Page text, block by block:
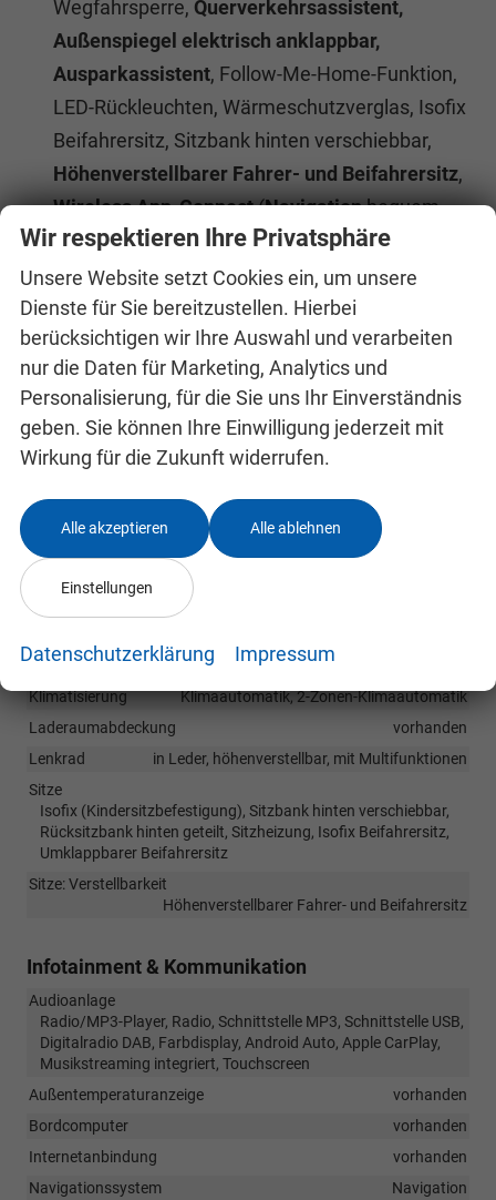
Wegfahrsperre, Querverkehrsassistent,
Außenspiegel elektrisch anklappbar,
Ausparkassistent, Follow-Me-Home-Funktion,
LED-Rückleuchten, Wärmeschutzverglas, Isofix
Beifahrersitz, Sitzbank hinten verschiebbar,
Höhenverstellbarer Fahrer- und Beifahrersitz,
Wireless App-Connect(Navigationbequem
über Smartphone-Apps wie Google Maps oder
Apple Karten möglich)
Das Fahrzeug verfügt über kein fest verbautes
Navigationssystem. DurchApple CarPlay /
Android Auto ist jedoch eineNavigation
kompatible Smartphone-Apps (z.B. Google
Maps oder Apple Karten) über den
Fahrzeugbildschirmmöglich.
Innen
Armlehnen
Doppelter Laderaumboden
Innenraumfilter
Klimatisierung
Klimaautomatik, 2-Zonen-Klimaautomatik
Laderaumabdeckung
vorhanden
Lenkrad
in Leder, höhenverstellbar, mit Multifunktionen
Sitze
Isofix (Kindersitzbefestigung), Sitzbank hinten verschiebbar,
Rücksitzbank hinten geteilt, Sitzheizung, Isofix Beifahrersitz,
Umklappbarer Beifahrersitz
Sitze: Verstellbarkeit
Höhenverstellbarer Fahrer- und Beifahrersitz
Infotainment & Kommunikation
Audioanlage
Radio/MP3-Player, Radio, Schnittstelle MP3, Schnittstelle USB,
Digitalradio DAB, Farbdisplay, Android Auto, Apple CarPlay,
Musikstreaming integriert, Touchscreen
Außentemperaturanzeige
vorhanden
Bordcomputer
vorhanden
Internetanbindung
vorhanden
Navigationssystem
Navigation
Wir respektieren Ihre Privatsphäre
Unsere Website setzt Cookies ein, um unsere
Dienste für Sie bereitzustellen. Hierbei
berücksichtigen wir Ihre Auswahl und verarbeiten
nur die Daten für Marketing, Analytics und
Personalisierung, für die Sie uns Ihr Einverständnis
geben. Sie können Ihre Einwilligung jederzeit mit
Wirkung für die Zukunft widerrufen.
Alle akzeptieren Alle ablehnen
Einstellungen
Datenschutzerklärung Impressum